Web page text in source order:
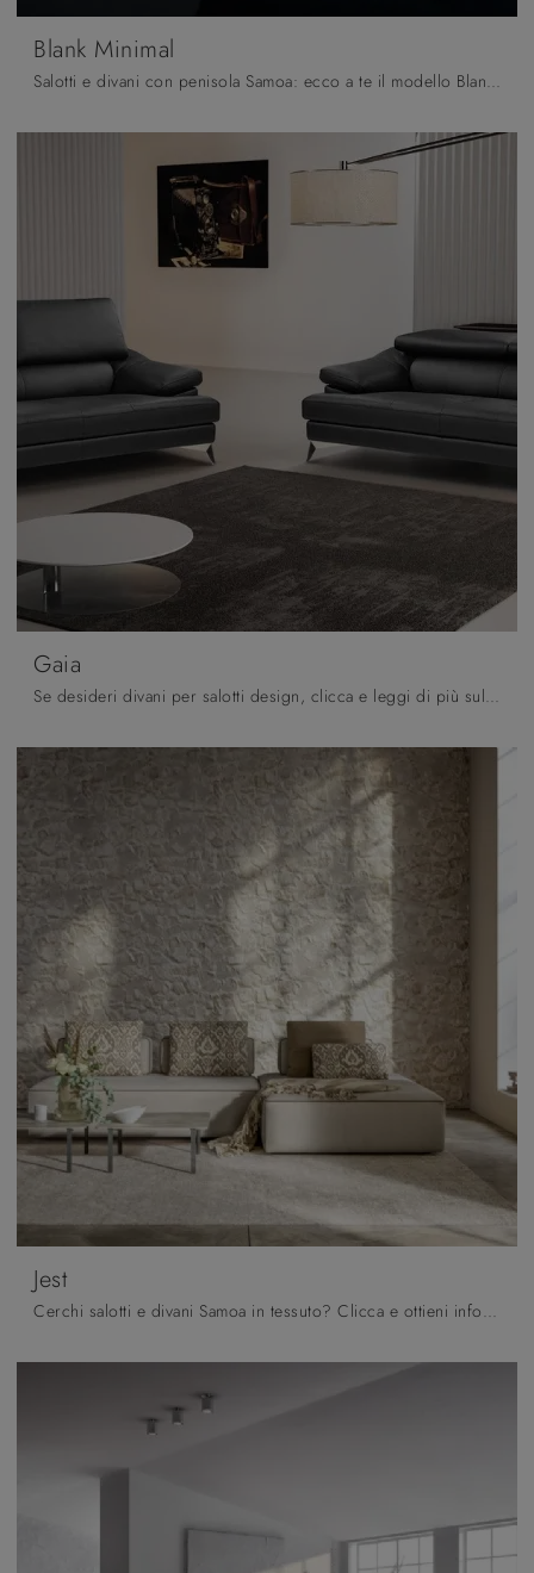
Blank Minimal
Salotti e divani con penisola Samoa: ecco a te il modello Blank Minimal in tessuto per arricchire il living.
Gaia
Se desideri divani per salotti design, clicca e leggi di più sul modello Gaia in pelle del marchio Polyformitalia .
Jest
Cerchi salotti e divani Samoa in tessuto? Clicca e ottieni informazioni sul modello Jest per spazi design.